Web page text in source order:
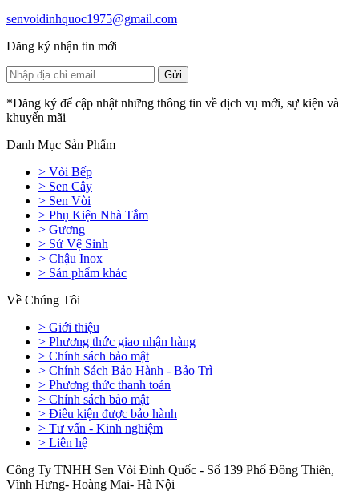
senvoidinhquoc1975@gmail.com
Đăng ký nhận tin mới
*Đăng ký để cập nhật những thông tin về dịch vụ mới, sự kiện và
khuyến mãi
Danh Mục Sản Phẩm
> Vòi Bếp
> Sen Cây
> Sen Vòi
> Phụ Kiện Nhà Tắm
> Gương
> Sứ Vệ Sinh
> Chậu Inox
> Sản phẩm khác
Về Chúng Tôi
> Giới thiệu
> Phương thức giao nhận hàng
> Chính sách bảo mật
> Chính Sách Bảo Hành - Bảo Trì
> Phương thức thanh toán
> Chính sách bảo mật
> Điều kiện được bảo hành
> Tư vấn - Kinh nghiệm
> Liên hệ
Công Ty TNHH Sen Vòi Đình Quốc - Số 139 Phố Đông Thiên,
Vĩnh Hưng- Hoàng Mai- Hà Nội